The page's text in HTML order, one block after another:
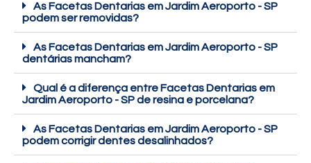
As Facetas Dentarias em Jardim Aeroporto - SP
podem ser removidas?
As Facetas Dentarias em Jardim Aeroporto - SP
dentárias mancham?
Qual é a diferença entre Facetas Dentarias em
Jardim Aeroporto - SP de resina e porcelana?
As Facetas Dentarias em Jardim Aeroporto - SP
podem corrigir dentes desalinhados?